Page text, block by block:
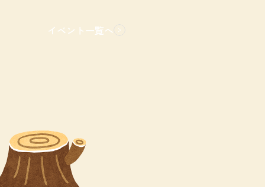
イベント一覧へ